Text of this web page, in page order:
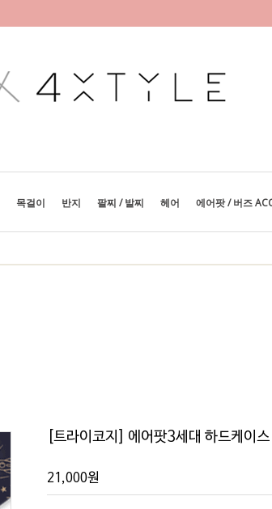
목걸이 반지 팔찌 / 발찌 헤어 에어팟 / 버즈
[트라이코지] 에어팟3세대 하드케이
21,000원